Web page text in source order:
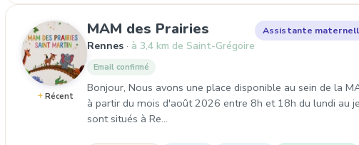
Récent
MAM des Prairies , Assistante
Rennes à 3,4 km de Saint-Grégoire
Assistante
Email confirmé
Bonjour, Nous avons une place disponible au sein de la
à partir du mois d'août 2026 entre 8h et 18h du lundi au
sont situés à Re…